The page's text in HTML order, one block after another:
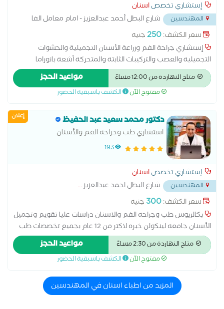
إستشاري تخصصاسنان
المهندسين
شارع البطل أحمد عبدالعزيز - امام معامل الفا
سعر الكشف:250جنيه
إستشاري جراحة الفم وزراعة الأسنان التجميلية والحشوات
التجميلية والعصب والتركيبات الثابتة والمتحركة أشعة بانوراما
للأسنان الأشعة السينية للأسنان التقويم الخزفي التقويم الشفاف
التقويم المعدني الحارس الليلي للأسنان الحشوات التجميلية تبييض
الأسنان الكيميائي تبييض الأسنان بجهاز زوم تبييض الاسنان بالليزر
جسور emax حافظ مسافات الأسنان حشو emax حشو الأسنان بالليزر
حشوات الأسنان الملونة حشوات البورسلين حشوات زيركون خرز
الأسنان خلع الأسنان المدفونة خلع الأسنان بالجراحة خلع ضرس
emax طربوش زيركون طقم أسنان أكريليك طقم أسنان بقاعدة
معدنية علاج آلام الفكين علاج جذور الأسنان علاج عصب الأسنان
للأطفال فينير الأسنان هوليود سمايل زراعه الأسنان
متاح النهاردة من 12:00 مساءً مواعيد الحجز
مفتوح الآن الكشف باسبقية الحضور
إعلان دكتور محمد سعيد عبد الحفيظ
استشاري طب وجراحه الفم والأسنان
193
إستشاري تخصصاسنان
المهندسين شارع البطل احمد عبدالعزيز...
سعر الكشف:300 جنيه
بكالريوس طب وجراحه الفم والاسنان دراسات عليا تقويم وتجميل
الأسنان جامعه لينكولن خبره لاكتر من 12 عام بجميع تخصصات طب
الفم والأسنان خبره لأكثر من 12 عام في تركيبات الاسنان باستخدام
احدث الاجهزه الديجيتال فريق متميز في زراعه الاسنان باحدث الاجهزه
متاح النهاردة من 2:30 مساءً مواعيد الحجز
مفتوح الآن الكشف باسبقية الحضور
المزيد من اطباء اسنان في المهندسين